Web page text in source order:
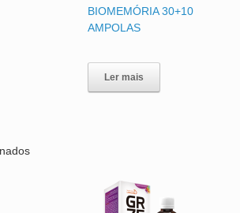
BIOMEMÓRIA 30+10
AMPOLAS
Ler mais